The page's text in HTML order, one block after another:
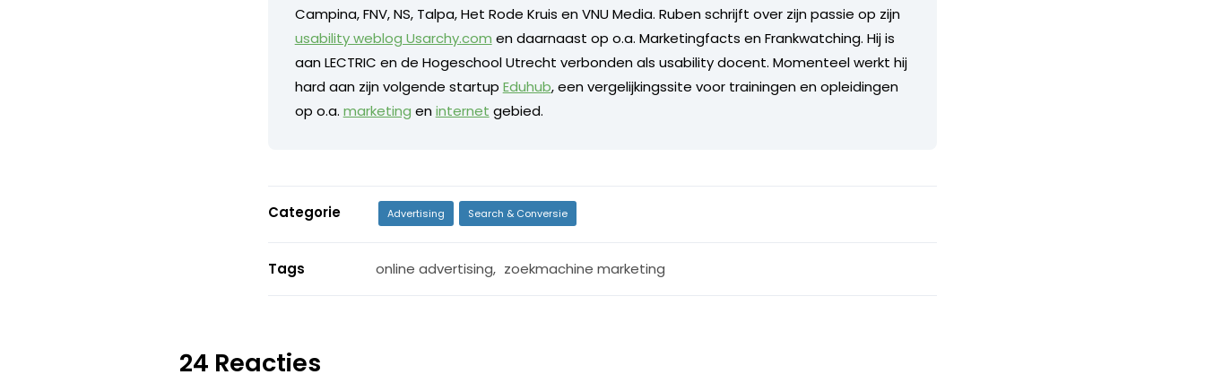
Campina, FNV, NS, Talpa, Het Rode Kruis en VNU Media. Ruben schrijft over zijn passie op zijn
usability weblog Usarchy.com en daarnaast op o.a. Marketingfacts en Frankwatching. Hij is
aan LECTRIC en de Hogeschool Utrecht verbonden als usability docent. Momenteel werkt hij
hard aan zijn volgende startup Eduhub, een vergelijkingssite voor trainingen en opleidingen
op o.a. marketing eninternet gebied.
Categorie Advertising Search & Conversie
Tags online advertising, zoekmachine marketing
24 Reacties